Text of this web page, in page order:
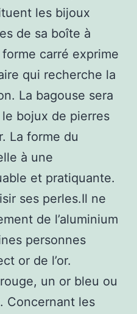
les bijoux
de sa boîte à
carré exprime
qui recherche la
La bagouse sera
bojux de pierres
La forme du
à une
et pratiquante.
ses perles.Il ne
de l’aluminium
personnes
or de l’or.
un or bleu ou
Concernant les